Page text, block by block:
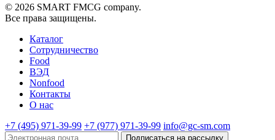
© 2026 SMART FMCG company.
Все права защищены.
Каталог
Cотрудничество
Food
ВЭД
Nonfood
Контакты
О нас
+7 (495) 971-39-99 +7 (977) 971-39-99 info@gc-sm.com
Подписаться на рассылку